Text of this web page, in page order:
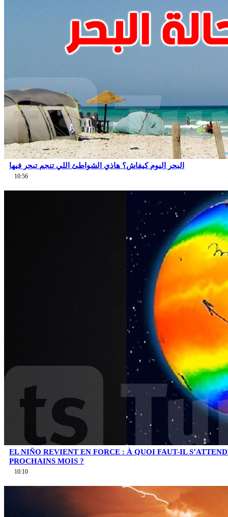
البحر اليوم كيفاش؟ هاذي الشواطئ اللي تنجم تبحر فيها
10:56
EL NIÑO REVIENT EN FORCE : À QUOI FAUT-IL
PROCHAINS MOIS ?
10:10